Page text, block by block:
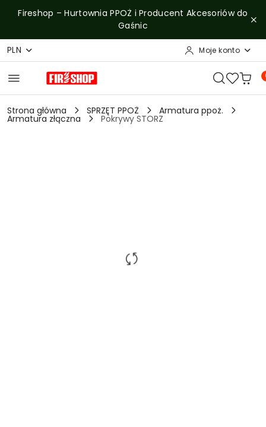
Przejdź do treści głównej
Przejdź do wyszukiwarki
Przejdź do moje konto
Przejdź do menu głównego
Przejdź do opisu produktu
Przejdź do stopki
Fireshop – Hurtownia PPOŻ i Producent Akcesoriów do
Gaśnic
PLN Moje konto
Strona główna SPRZĘT PPOŻ Armatura ppoż.
Armatura złączna Pokrywy STORZ